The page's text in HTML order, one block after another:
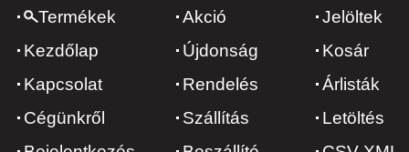
Termékek
Kezdőlap
Kapcsolat
Cégünkről
Akció
Újdonság
Rendelés
Szállítás
Jelöltek
Kosár
Árlisták
Letöltés